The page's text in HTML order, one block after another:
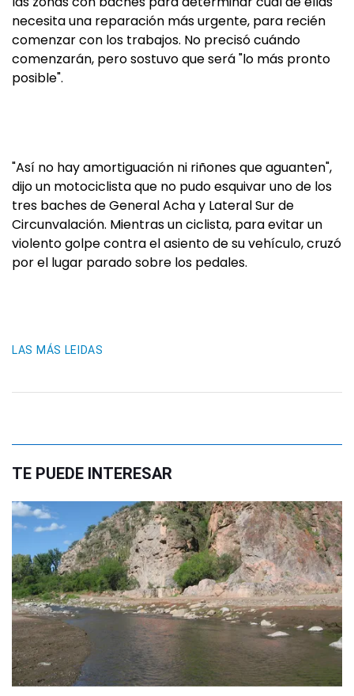
necesita una reparación más urgente, para recién
comenzar con los trabajos. No precisó cuándo
comenzarán, pero sostuvo que será "lo más pronto
posible".
"Así no hay amortiguación ni riñones que aguanten",
dijo un motociclista que no pudo esquivar uno de los
tres baches de General Acha y Lateral Sur de
Circunvalación. Mientras un ciclista, para evitar un
violento golpe contra el asiento de su vehículo, cruzó
por el lugar parado sobre los pedales.
LAS MÁS LEIDAS
TE PUEDE INTERESAR